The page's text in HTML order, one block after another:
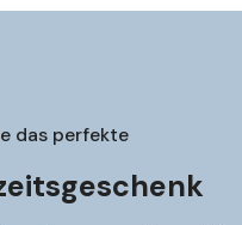
das perfekte